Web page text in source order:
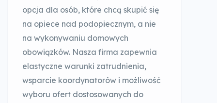
opcja dla osób, które chcą skupić się
na opiece nad podopiecznym, a nie
na wykonywaniu domowych
obowiązków. Nasza firma zapewnia
elastyczne warunki zatrudnienia,
wsparcie koordynatorów i możliwość
wyboru ofert dostosowanych do